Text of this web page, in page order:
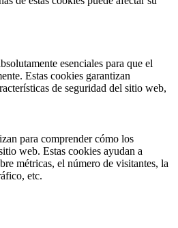
esenciales para que el
Estas cookies garantizan
de seguridad del sitio web,
para comprender cómo los
web. Estas cookies ayudan a
métricas, el número de visitantes, la
etc.